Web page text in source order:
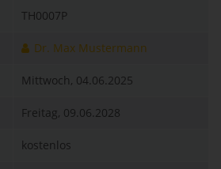
TH0007P
Dr. Max Mustermann
Mittwoch, 04.06.2025
Freitag, 09.06.2028
kostenlos